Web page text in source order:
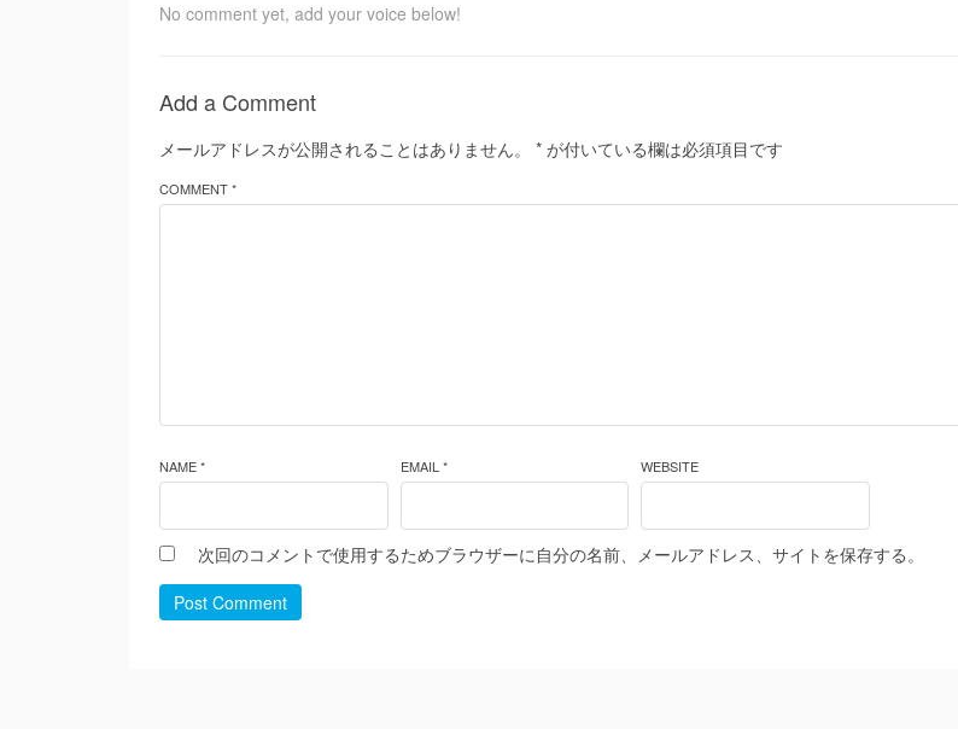
No comment yet, add your voice below!
Add a Comment
メールアドレスが公開されることはありません。 * が付いている欄は必須項目です
COMMENT *
NAME * EMAIL * WEBSITE
次回のコメントで使用するためブラウザーに自分の名前、メールアドレス、サイトを保存する。
Post Comment